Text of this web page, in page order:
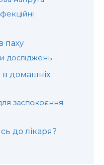
паху
досліджень
в домашніх
заспокоєння
до лікаря?